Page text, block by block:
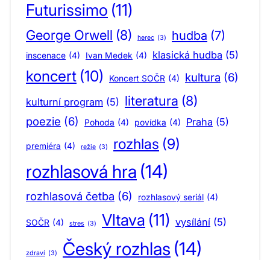
Futurissimo (11)
George Orwell (8) herec (3) hudba (7)
inscenace (4) Ivan Medek (4) klasická hudba (5)
koncert (10) Koncert SOČR (4) kultura (6)
kulturní program (5) literatura (8)
poezie (6) Pohoda (4) povídka (4) Praha (5)
premiéra (4) režie (3) rozhlas (9)
rozhlasová hra (14)
rozhlasová četba (6) rozhlasový seriál (4)
SOČR (4) stres (3) Vltava (11) vysílání (5)
zdraví (3) Český rozhlas (14)